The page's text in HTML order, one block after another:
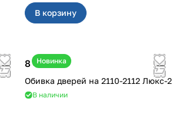
В корзину
Новинка
8 400 ₽
Обивка дверей на 2110-2112 Люкс-2
В наличии